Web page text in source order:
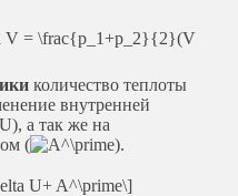
количество теплоты
внутренней
), а так же на
(
).